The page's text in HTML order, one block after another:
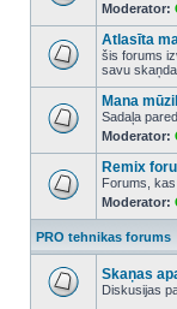
No
unread
posts
Moderator:
No
unread
posts
Atlasīta
šis forums
savu
No
unread
posts
Mana
Sadaļa
Moderator:
No
unread
posts
Remix
Forums,
Moderator:
PRO tehnikas forums
Skaņas
Diskusijas